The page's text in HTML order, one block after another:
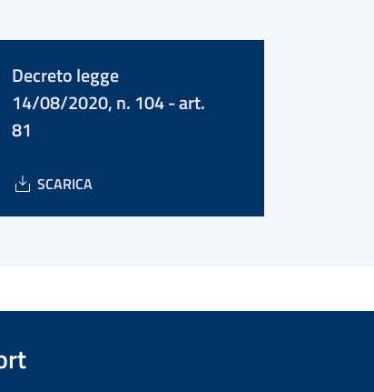
Decreto legge
14/08/2020, n. 104 - art.
81
SCARICA